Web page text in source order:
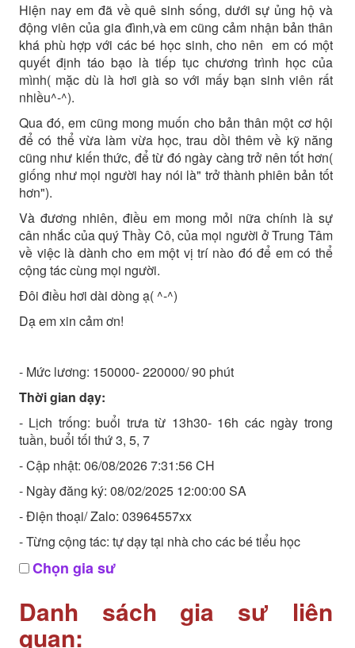
Hiện nay em đã về quê sinh sống, dưới sự ủng hộ và
động viên của gia đình,và em cũng cảm nhận bản thân
khá phù hợp với các bé học sinh, cho nên em có một
quyết định táo bạo là tiếp tục chương trình học của
mình( mặc dù là hơi già so với mấy bạn sinh viên rất
nhiều^-^).
Qua đó, em cũng mong muốn cho bản thân một cơ hội
để có thể vừa làm vừa học, trau dồi thêm về kỹ năng
cũng như kiến thức, để từ đó ngày càng trở nên tốt hơn(
giống như mọi người hay nói là" trở thành phiên bản tốt
hơn").
Và đương nhiên, điều em mong mỏi nữa chính là sự
cân nhắc của quý Thầy Cô, của mọi người ở Trung Tâm
về việc là dành cho em một vị trí nào đó để em có thể
cộng tác cùng mọi người.
Đôi điều hơi dài dòng ạ( ^-^)
Dạ em xin cảm ơn!
- Mức lương: 150000- 220000/ 90 phút
Thời gian dạy:
- Lịch trống: buổi trưa từ 13h30- 16h các ngày trong
tuần, buổi tối thứ 3, 5, 7
- Cập nhật: 06/08/2026 7:31:56 CH
- Ngày đăng ký: 08/02/2025 12:00:00 SA
- Điện thoại/ Zalo: 03964557xx
- Từng cộng tác: tự dạy tại nhà cho các bé tiểu học
Chọn gia sư
Danh sách gia sư liên
quan: